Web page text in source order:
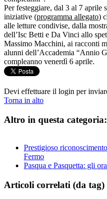
Per festeggiare, dal 3 al 7 aprile
iniziative (programma allegato)
alle letture condivise, dalla
dell’Isc Betti e Da Vinci allo
Massimo Macchini, ai racconti
alunni dell’Accademia “Annio
compleanno venerdì 6 aprile.
Devi effettuare il login per
Torna in alto
Altro in questa categoria:
Prestigioso
Fermo
Pasqua e Pasquetta: gli
Articoli correlati (da tag)